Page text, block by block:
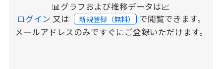
📊グラフおよび推移データは📈
ログイン 又は 新規登録（無料） で閲覧できます。
メールアドレスのみですぐにご登録いただけます。